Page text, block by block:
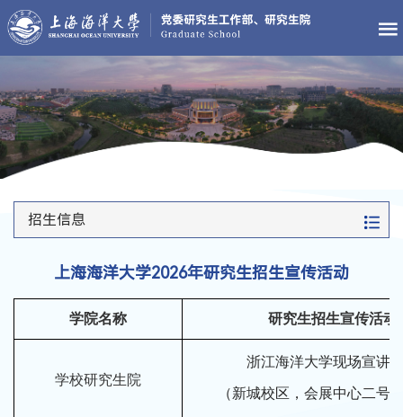
招生信息
上海海洋大学2026年研究生招生宣传活动
学院名称 研究生招生宣传活动
学校研究生院
浙江海洋大学现场宣讲
（新城校区，会展中心二号